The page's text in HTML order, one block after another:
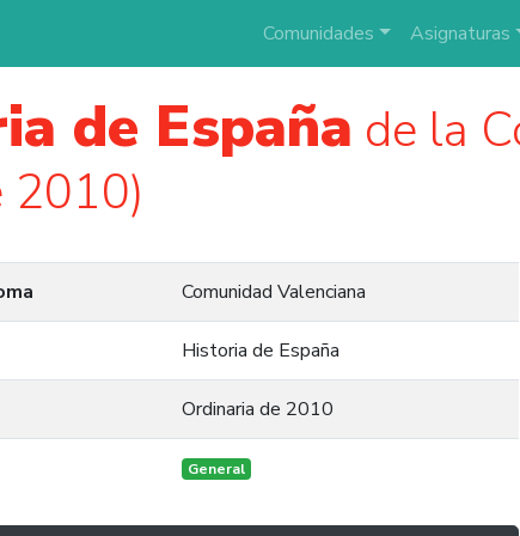
Comunidades Asignaturas
de España de la
2010)
Comunidad Valenciana
Historia de España
Ordinaria de 2010
General